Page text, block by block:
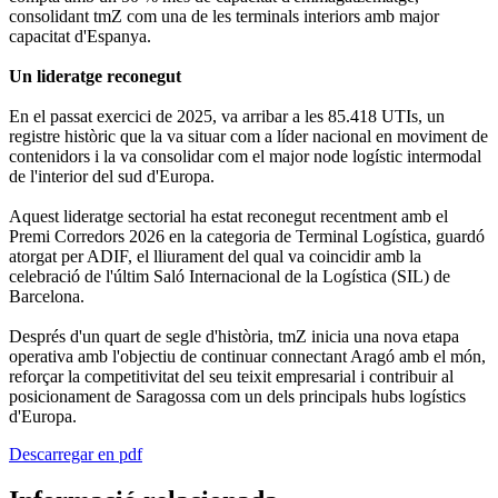
consolidant tmZ com una de les terminals interiors amb major
capacitat d'Espanya.
Un lideratge reconegut
En el passat exercici de 2025, va arribar a les 85.418 UTIs, un
registre històric que la va situar com a líder nacional en moviment de
contenidors i la va consolidar com el major node logístic intermodal
de l'interior del sud d'Europa.
Aquest lideratge sectorial ha estat reconegut recentment amb el
Premi Corredors 2026 en la categoria de Terminal Logística, guardó
atorgat per ADIF, el lliurament del qual va coincidir amb la
celebració de l'últim Saló Internacional de la Logística (SIL) de
Barcelona.
Després d'un quart de segle d'història, tmZ inicia una nova etapa
operativa amb l'objectiu de continuar connectant Aragó amb el món,
reforçar la competitivitat del seu teixit empresarial i contribuir al
posicionament de Saragossa com un dels principals hubs logístics
d'Europa.
Descarregar en pdf